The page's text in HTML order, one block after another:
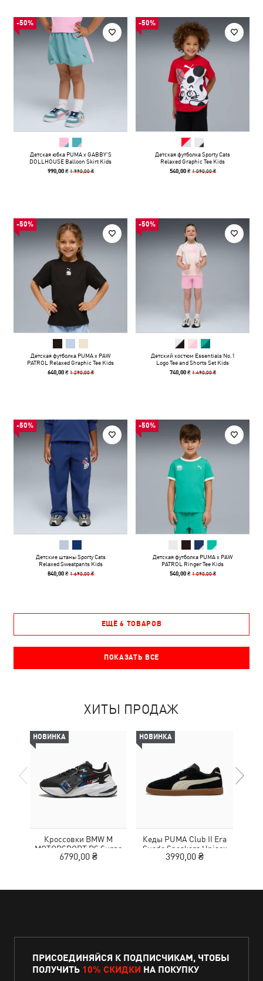
-50%
Детская юбка PUMA x GABBY'S
DOLLHOUSE Balloon Skirt Kids
990,00 ₴ 1 990,00 ₴
-50%
Детская футболка Sporty Cats
Relaxed Graphic Tee Kids
540,00 ₴ 1 090,00 ₴
-50%
Детская футболка PUMA x PAW
PATROL Relaxed Graphic Tee Kids
640,00 ₴ 1 290,00 ₴
-50%
Детский костюм Essentials No.1
Logo Tee and Shorts Set Kids
740,00 ₴ 1 490,00 ₴
-50%
Детские штаны Sporty Cats
Relaxed Sweatpants Kids
840,00 ₴ 1 690,00 ₴
-50%
Детская футболка PUMA x PAW
PATROL Ringer Tee Kids
540,00 ₴ 1 090,00 ₴
ЕЩЁ 6 ТОВАРОВ
ПОКАЗАТЬ ВСЕ
ХИТЫ ПРОДАЖ
НОВИНКА
Кроссовки BMW M
MOTORSPORT RS Surge
Sneakers Unisex
6790,00 ₴
НОВИНКА
Кеды PUMA Club II Era
Suede Sneakers Unisex
3990,00 ₴
ПРИСОЕДИНЯЙСЯ К ПОДПИСЧИКАМ, ЧТОБЫ
ПОЛУЧИТЬ 10% СКИДКИ НА ПОКУПКУ